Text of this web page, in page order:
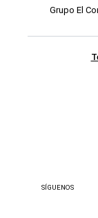
Grupo El
SÍGUENOS